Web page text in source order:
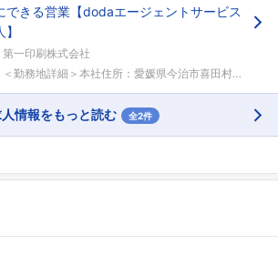
できる営業【dodaエージェントサービス
第一印刷株式会社
＜勤務地詳細＞本社住所：愛媛県今治市喜田村1-6-...
情報をもっと読む 全2件